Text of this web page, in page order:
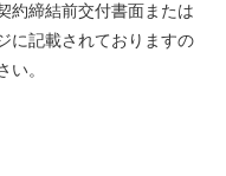
約締結前交付書面または
に記載されておりますの
い。